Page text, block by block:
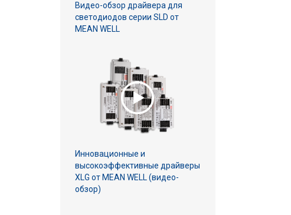
Видео-обзор драйвера для
светодиодов серии SLD от
MEAN WELL
Инновационные и
высокоэффективные драйверы
XLG от MEAN WELL (видео-
обзор)